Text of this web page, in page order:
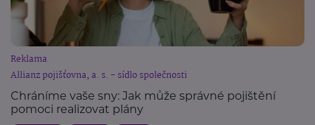
Reklama
Allianz pojišťovna, a. s. - sídlo společnosti
Chráníme vaše sny: Jak může správné pojištění
pomoci realizovat plány